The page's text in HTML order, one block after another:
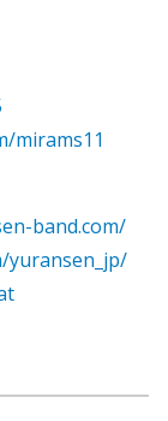
mirams11
band.com/
yuransen_jp/